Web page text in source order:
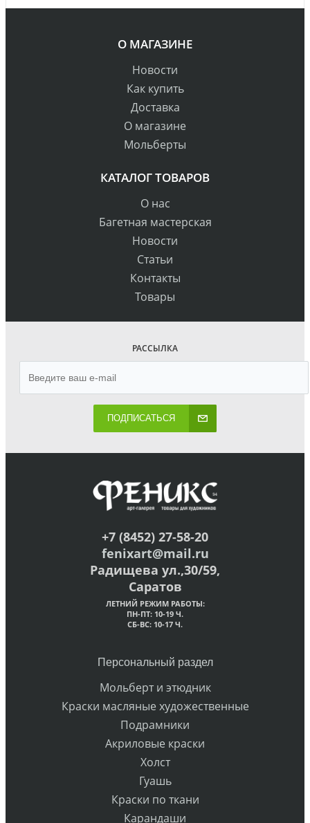
О МАГАЗИНЕ
Новости
Как купить
Доставка
О магазине
Мольберты
КАТАЛОГ ТОВАРОВ
О нас
Багетная мастерская
Новости
Статьи
Контакты
Товары
РАССЫЛКА
ПОДПИСАТЬСЯ
+7 (8452) 27-58-20
fenixart@mail.ru
Радищева ул.,30/59,
Саратов
ЛЕТНИЙ РЕЖИМ РАБОТЫ:
ПН-ПТ: 10-19 Ч.
СБ-ВС: 10-17 Ч.
Персональный раздел
Мольберт и этюдник
Краски масляные художественные
Подрамники
Акриловые краски
Холст
Гуашь
Краски по ткани
Карандаши